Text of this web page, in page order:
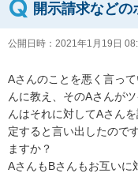
開示請求など
公開日時： 2021年1月19日
Aさんのことを悪く言っ
んに教え、そのAさんが
んはそれに対してAさん
定すると言い出したので
ますか？
AさんもBさんもお互いに